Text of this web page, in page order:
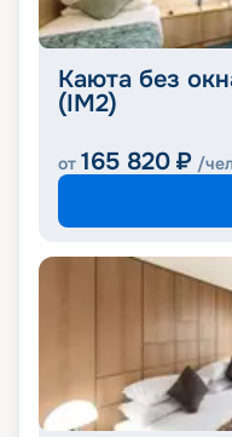
Каюта без
(IM2)
от 165 820 ₽ /чел